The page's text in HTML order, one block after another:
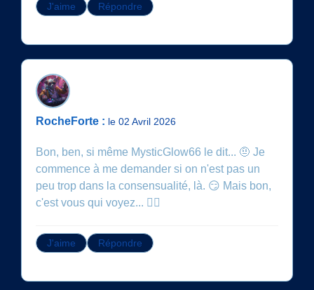
J'aime Répondre
RocheForte : le 02 Avril 2026
Bon, ben, si même MysticGlow66 le dit... 🤨 Je
commence à me demander si on n'est pas un
peu trop dans la consensualité, là. 😏 Mais bon,
c'est vous qui voyez... 🤷‍♂️
J'aime Répondre